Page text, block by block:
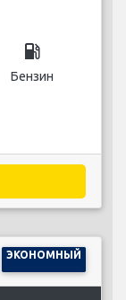
local_gas_station
Бензин
ЭКОНОМНЫЙ